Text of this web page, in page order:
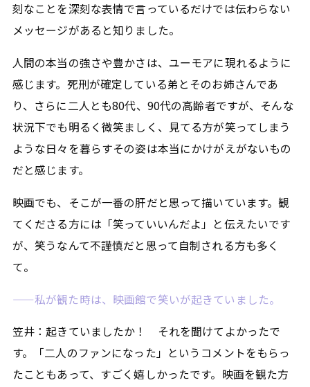
刻なことを深刻な表情で言っているだけでは伝わらない
メッセージがあると知りました。
人間の本当の強さや豊かさは、ユーモアに現れるように
感じます。死刑が確定している弟とそのお姉さんであ
り、さらに二人とも80代、90代の高齢者ですが、そんな
状況下でも明るく微笑ましく、見てる方が笑ってしまう
ような日々を暮らすその姿は本当にかけがえがないもの
だと感じます。
映画でも、そこが一番の肝だと思って描いています。観
てくださる方には「笑っていいんだよ」と伝えたいです
が、笑うなんて不謹慎だと思って自制される方も多く
て。
——私が観た時は、映画館で笑いが起きていました。
笠井：起きていましたか！ それを聞けてよかったで
す。「二人のファンになった」というコメントをもらっ
たこともあって、すごく嬉しかったです。映画を観た方